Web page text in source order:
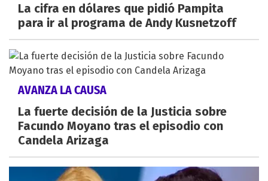
La cifra en dólares que pidió Pampita
para ir al programa de Andy Kusnetzoff
AVANZA LA CAUSA
La fuerte decisión de la Justicia sobre
Facundo Moyano tras el episodio con
Candela Arizaga